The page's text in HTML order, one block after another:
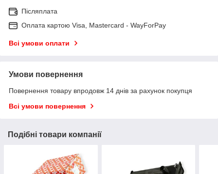
Післяплата
Оплата картою Visa, Mastercard - WayForPay
Всі умови оплати
Умови повернення
Повернення товару впродовж 14 днів за рахунок покупця
Всі умови повернення
Подібні товари компанії